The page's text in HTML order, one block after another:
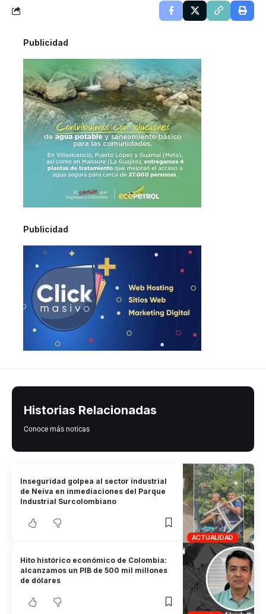
Publicidad
Publicidad
Historias Relacionadas
Conoce más noticas
ACTUALIDAD
Inseguridad golpea al sector industrial
de Neiva en inmediaciones del Parque
Industrial Surcolombiano
Hito histórico económico de Colombia:
alcanzamos un PIB de 500 mil millones
de dólares